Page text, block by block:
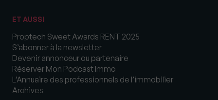
ET AUSSI
Proptech Sweet Awards RENT 2025
S’abonner à la newsletter
Devenir annonceur ou partenaire
Réserver Mon Podcast Immo
L’Annuaire des professionnels de l’immobilier
Archives